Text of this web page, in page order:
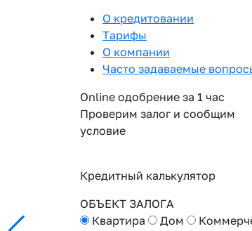
О кредитовании
Тарифы
О компании
Часто задаваемые
Online одобрение за 1 час
Проверим залог и сообщим
условие
Кредитный калькулятор
ОБЪЕКТ ЗАЛОГА
Квартира
Дом